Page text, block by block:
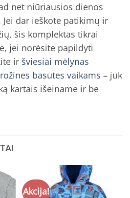
net niūriausios dienos
dar ieškote patikimų ir
šis komplektas tikrai
jei norėsite papildyti
ir šviesiai mėlynas
rožines basutes vaikams – juk
kartais išeiname ir be
Akcija!